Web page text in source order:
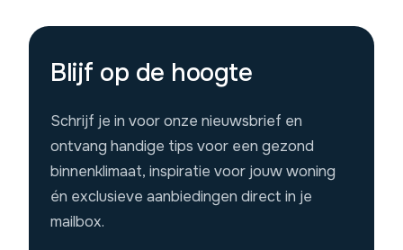
Blijf op de hoogte
Schrijf je in voor onze nieuwsbrief en
ontvang handige tips voor een gezond
binnenklimaat, inspiratie voor jouw woning
én exclusieve aanbiedingen direct in je
mailbox.